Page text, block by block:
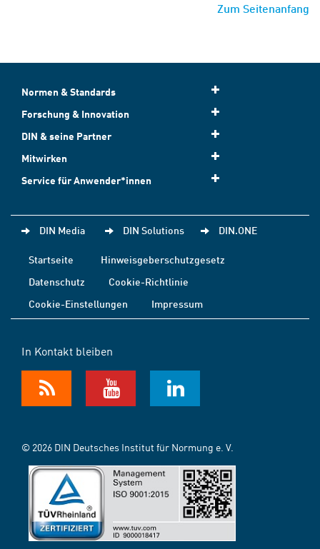
Zum Seitenanfang
Normen & Standards
Forschung & Innovation
DIN & seine Partner
Mitwirken
Service für Anwender*innen
DIN Media DIN Solutions DIN.ONE
Startseite
Hinweisgeberschutzgesetz
Datenschutz
Cookie-Richtlinie
Cookie-Einstellungen
Impressum
In Kontakt bleiben
© 2026 DIN Deutsches Institut für Normung e. V.